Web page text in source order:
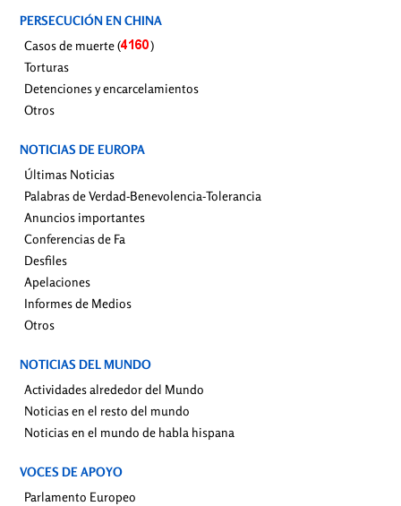
PERSECUCIÓN EN CHINA
Casos de muerte (
)
Torturas
Detenciones y encarcelamientos
Otros
NOTICIAS DE EUROPA
Últimas Noticias
Palabras de Verdad-Benevolencia-Tolerancia
Anuncios importantes
Conferencias de Fa
Desfiles
Apelaciones
Informes de Medios
Otros
NOTICIAS DEL MUNDO
Actividades alrededor del Mundo
Noticias en el resto del mundo
Noticias en el mundo de habla hispana
VOCES DE APOYO
Parlamento Europeo